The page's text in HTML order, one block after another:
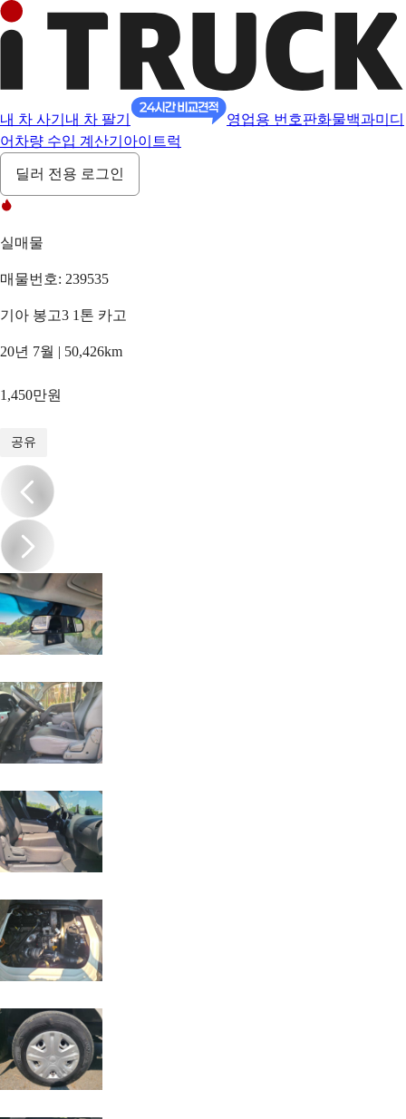
내 차 사기 내 차 팔기 영업용 번호판화물백과미디
어 차량 수입 계산기 아이트럭
딜러 전용 로그인
실매물
매물번호: 239535
기아 봉고3 1톤 카고
20년 7월 | 50,426km
1,450만원
공유
/17